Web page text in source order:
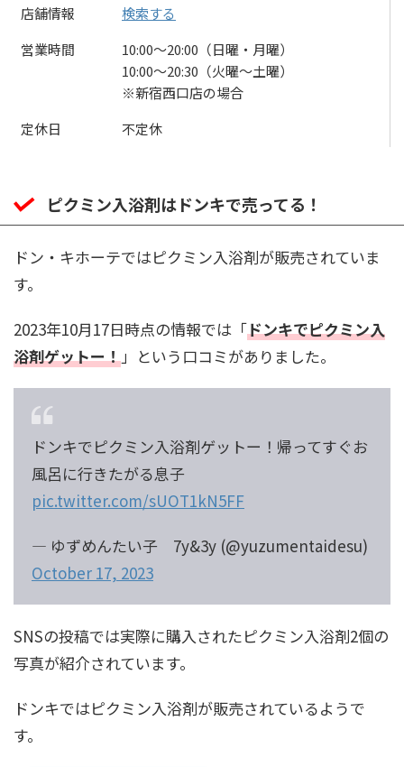
店舗情報
検索する
営業時間
10:00〜20:00（日曜・月曜）
10:00〜20:30（火曜～土曜）
※新宿西口店の場合
定休日
不定休
ピクミン入浴剤はドンキで売ってる！
ドン・キホーテではピクミン入浴剤が販売されていま
す。
2023年10月17日時点の情報では「ドンキでピクミン入
浴剤ゲットー！」という口コミがありました。
ドンキでピクミン入浴剤ゲットー！帰ってすぐお
風呂に行きたがる息子
pic.twitter.com/sUOT1kN5FF
— ゆずめんたい子 7y&3y (@yuzumentaidesu)
October 17, 2023
SNSの投稿では実際に購入されたピクミン入浴剤2個の
写真が紹介されています。
ドンキではピクミン入浴剤が販売されているようで
す。